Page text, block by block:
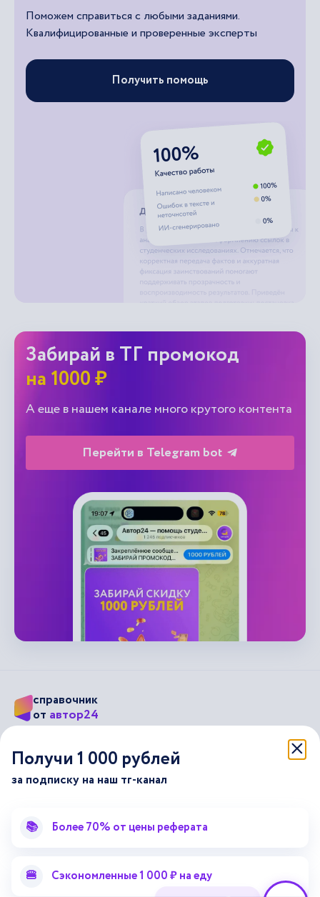
Поможем справиться с любыми заданиями.
Квалифицированные и проверенные эксперты
Получить помощь
Забирай в ТГ промокод
на 1000 ₽
А еще в нашем канале много крутого контента
Перейти в Telegram bot
справочник
от автор24
Подписывайся на наши соц. сети
Лекторий
Справочник терминов
Последние статьи
Поиск репетитора
Получи 1 000 рублей
за подписку на наш тг-канал
📚 Более 70% от цены реферата
🍔 Сэкономленные 1 000 ₽ на еду